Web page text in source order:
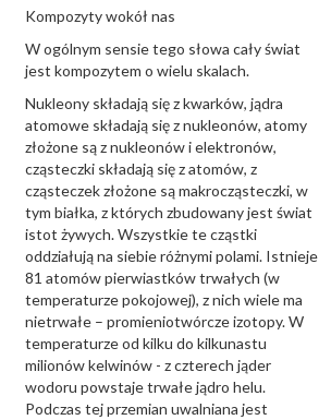
Kompozyty wokół nas
W ogólnym sensie tego słowa cały świat
jest kompozytem o wielu skalach.
Nukleony składają się z kwarków, jądra
atomowe składają się z nukleonów, atomy
złożone są z nukleonów i elektronów,
cząsteczki składają się z atomów, z
cząsteczek złożone są makrocząsteczki, w
tym białka, z których zbudowany jest świat
istot żywych. Wszystkie te cząstki
oddziałują na siebie różnymi polami. Istnieje
81 atomów pierwiastków trwałych (w
temperaturze pokojowej), z nich wiele ma
nietrwałe – promieniotwórcze izotopy. W
temperaturze od kilku do kilkunastu
milionów kelwinów - z czterech jąder
wodoru powstaje trwałe jądro helu.
Podczas tej przemian uwalniana jest